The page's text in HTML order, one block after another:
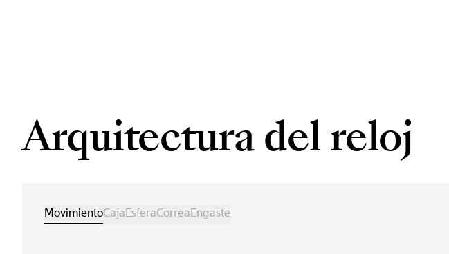
Arquitectura del reloj
MovimientoCajaEsferaCorreaEngaste